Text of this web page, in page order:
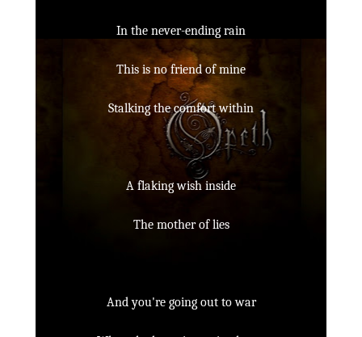
In the never-ending rain
This is no friend of mine
Stalking the comfort within
A flaking wish inside
The mother of lies
And you're going out to war